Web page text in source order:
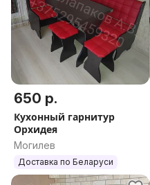
650 р.
Кухонный гарнитур
Орхидея
Могилев
Доставка по Беларуси